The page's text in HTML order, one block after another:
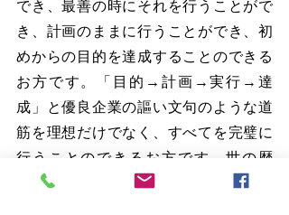
でき、最善の時にそれを行うことがで
き、計画のままに行うことができ、初
めからの目的を達成することのできる
お方です。「目的→計画→実行→達
成」と優良企業の謳い文句のような道
筋を理想だけでなく、すべてを完璧に
行うことのできるお方です。世の歴
史、時、人、環境・・・すべてにさい